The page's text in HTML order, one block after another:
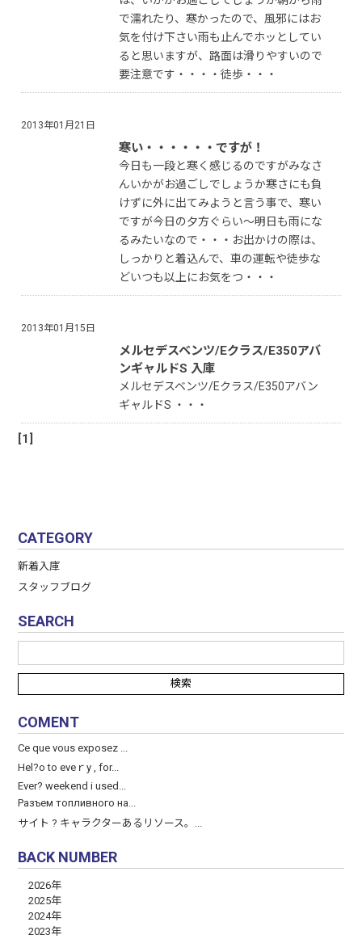
で濡れたり、寒かったので、風邪にはお
気を付け下さい雨も止んでホッとしてい
ると思いますが、路面は滑りやすいので
要注意です・・・・徒歩・・・
寒い・・・・・・ですが！
今日も一段と寒く感じるのですがみなさ
んいかがお過ごしでしょうか寒さにも負
けずに外に出てみようと言う事で、寒い
ですが今日の夕方ぐらい〜明日も雨にな
るみたいなので・・・お出かけの際は、
しっかりと着込んで、車の運転や徒歩な
どいつも以上にお気をつ・・・
2013年01月21日
メルセデスベンツ/Eクラス/E350アバ
ンギャルドS 入庫
メルセデスベンツ/Eクラス/E350アバン
ギャルドS ・・・
2013年01月15日
[1]
CATEGORY
新着入庫
スタッフブログ
SEARCH
COMENT
Ce que vous exposez ...
Hel?o to eveｒy , for...
Ever? weekend і used...
Разъем топливного на...
サイト ? キャラクターあるリソース。...
BACK NUMBER
2026年
2025年
2024年
2023年